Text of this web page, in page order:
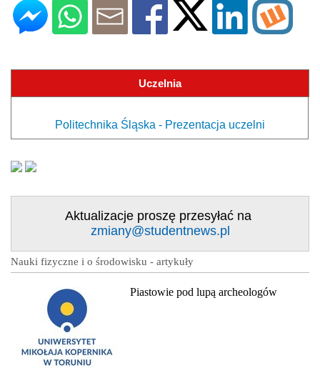
Uczelnia
Politechnika Śląska - Prezentacja uczelni
Aktualizacje proszę przesyłać na
zmiany@studentnews.pl
Nauki fizyczne i o środowisku - artykuły
Piastowie pod lupą archeologów